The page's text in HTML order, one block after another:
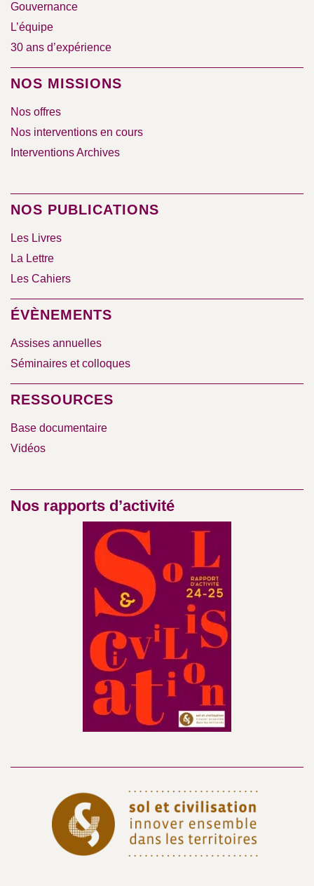
Gouvernance
L’équipe
30 ans d’expérience
NOS MISSIONS
Nos offres
Nos interventions en cours
Interventions Archives
NOS PUBLICATIONS
Les Livres
La Lettre
Les Cahiers
ÉVÈNEMENTS
Assises annuelles
Séminaires et colloques
RESSOURCES
Base documentaire
Vidéos
Nos rapports d’activité